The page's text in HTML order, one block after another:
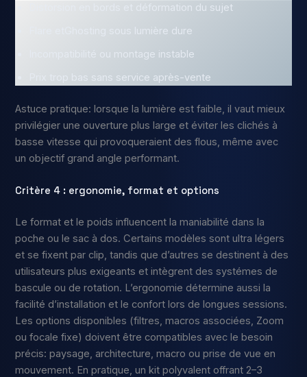
Distorsion en bords et déformation du sujet
Flare etGhosting sous lumière dure
Incompatibilité ou montage instable
Prix trop bas sans service après-vente
Astuce pratique: lorsque la lumière est faible, il vaut mieux
privilégier une ouverture plus large et éviter les clichés à
basse vitesse qui provoqueraient des flous, même avec
un objectif grand angle performant.
Critère 4 : ergonomie, format et options
Le format et le poids influencent la maniabilité dans la
poche ou le sac à dos. Certains modèles sont ultra légers
et se fixent par clip, tandis que d’autres se destinent à des
utilisateurs plus exigeants et intègrent des systémes de
bascule ou de rotation. L’ergonomie détermine aussi la
facilité d’installation et le confort lors de longues sessions.
Les options disponibles (filtres, macros associées, Zoom
ou focale fixe) doivent être compatibles avec le besoin
précis: paysage, architecture, macro ou prise de vue en
mouvement. En pratique, un kit polyvalent offrant 2–3